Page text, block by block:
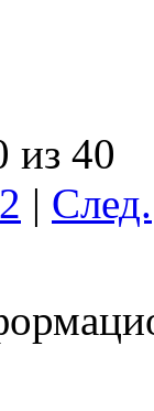
из 40
2 | След.